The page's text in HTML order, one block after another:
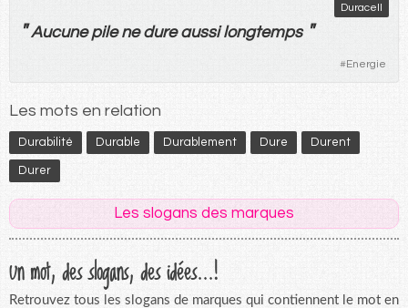
Duracell
" Aucune pile ne dure aussi longtemps "
#Energie
Les mots en relation
Durabilité Durable Durablement Dure Durent
Durer
Les slogans des marques
Un mot, des slogans, des idées...!
Retrouvez tous les slogans de marques qui contiennent le mot en